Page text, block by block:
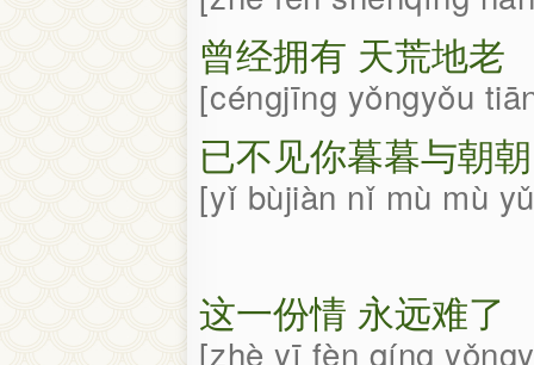
曾经拥有 天荒地老
céngjīng yǒngyǒu
已不见你暮暮与朝朝
yǐ bùjiàn nǐ mù mù
这一份情 永远难了
zhè yī fèn qíng